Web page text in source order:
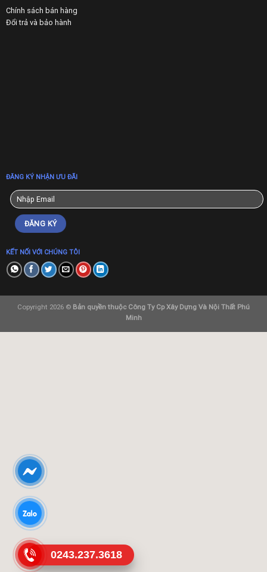
Chính sách bán hàng
Đổi trả và bảo hành
ĐĂNG KÝ NHẬN ƯU ĐÃI
KẾT NỐI VỚI CHÚNG TÔI
Copyright 2026 © Bản quyền thuộc Công Ty Cp Xây Dựng Và Nội Thất Phú
Minh
0243.237.3618